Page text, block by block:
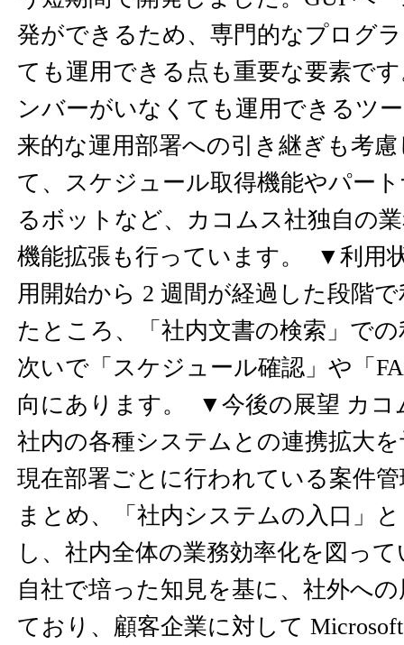
発ができるため、専門的なプログ
ても運用できる点も重要な要素で
ンバーがいなくても運用できるツ
来的な運用部署への引き継ぎも考
て、スケジュール取得機能やパー
るボットなど、カコムス社独自の
機能拡張も行っています。 ▼利用
用開始から 2 週間が経過した段階
たところ、「社内文書の検索」で
次いで「スケジュール確認」や「
向にあります。 ▼今後の展望 カコ
社内の各種システムとの連携拡大
現在部署ごとに行われている案件
まとめ、「社内システムの入口」
し、社内全体の業務効率化を図っ
自社で培った知見を基に、社外へ
ており、顧客企業に対して